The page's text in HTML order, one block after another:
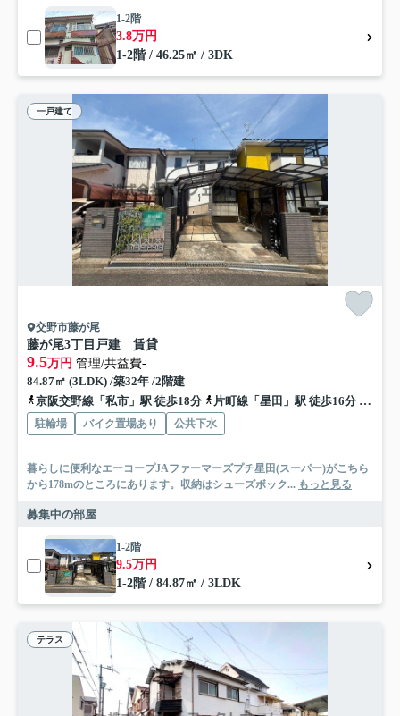
1-2階
3.8万円
1-2階 / 46.25㎡ / 3DK
一戸建て
交野市藤が尾
藤が尾3丁目戸建 賃貸
9.5万円 管理/共益費-
84.87㎡ (3LDK) /築32年 /2階建
京阪交野線「私市」駅 徒歩18分
片町線「星田」駅 徒歩16分 京阪
駐輪場 バイク置場あり 公共下水
暮らしに便利なエーコープJAファーマーズプチ星田(スーパー)がこちら
から178mのところにあります。収納はシューズボック... もっと見る
募集中の部屋
1-2階
9.5万円
1-2階 / 84.87㎡ / 3LDK
テラス